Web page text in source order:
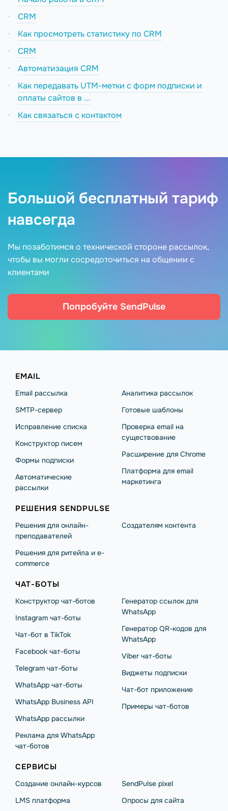
CRM
Как просмотреть статистику по CRM
CRM
Автоматизация CRM
Как передавать UTM-метки с форм подписки и
оплаты сайтов в ...
Как связаться с контактом
Большой бесплатный тариф
навсегда
Мы позаботимся о технической стороне рассылок,
чтобы вы могли сосредоточиться на общении с
клиентами
Попробуйте SendPulse
EMAIL
Email рассылка
SMTP-сервер
Исправление списка
Конструктор писем
Формы подписки
Автоматические
рассылки
Аналитика рассылок
Готовые шаблоны
Проверка email на
существование
Расширение для Chrome
Платформа для email
маркетинга
РЕШЕНИЯ SENDPULSE
Решения для онлайн-
преподавателей
Решения для ритейла и e-
commerce
Создателям контента
ЧАТ-БОТЫ
Конструктор чат-ботов
Instagram чат-боты
Чат-бот в TikTok
Facebook чат-боты
Telegram чат-боты
WhatsApp чат-боты
WhatsApp Business API
WhatsApp рассылки
Реклама для WhatsApp
чат-ботов
Генератор ссылок для
WhatsApp
Генератор QR-кодов для
WhatsApp
Viber чат-боты
Виджеты подписки
Чат-бот приложение
Примеры чат-ботов
СЕРВИСЫ
Создание онлайн-курсов
LMS платформа
SendPulse pixel
Опросы для сайта